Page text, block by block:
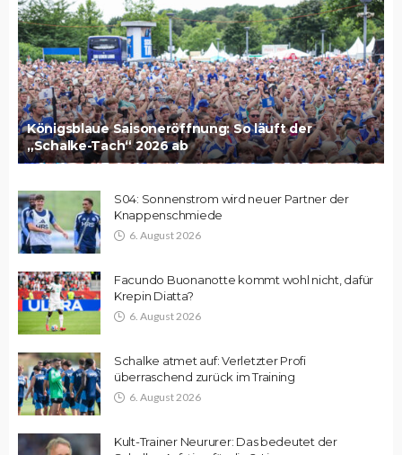
Königsblaue Saisoneröffnung: So läuft der
„Schalke-Tach“ 2026 ab
S04: Sonnenstrom wird neuer Partner der
Knappenschmiede
6. August 2026
Facundo Buonanotte kommt wohl nicht, dafür
Krepin Diatta?
6. August 2026
Schalke atmet auf: Verletzter Profi
überraschend zurück im Training
6. August 2026
Kult-Trainer Neururer: Das bedeutet der